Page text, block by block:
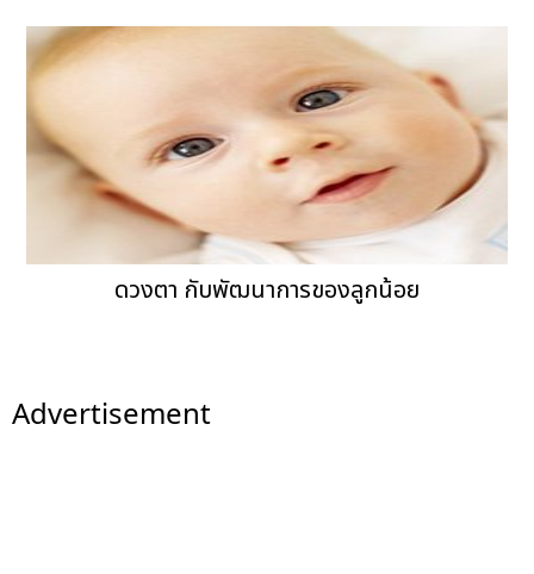
ดวงตา กับพัฒนาการของลูกน้อย
Advertisement